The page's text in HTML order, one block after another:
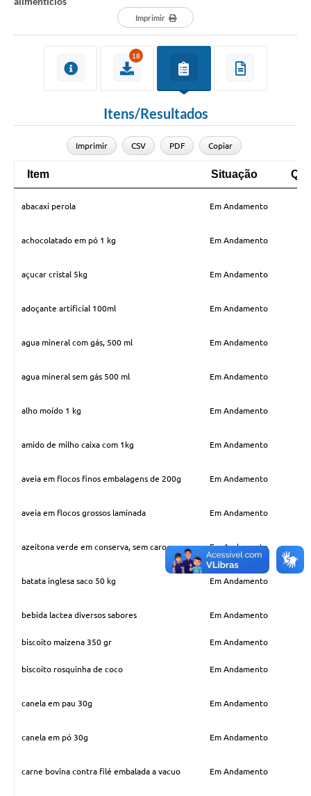
Publicações Oficiais
Serviços Online
Empregos & Oportunidades
Galeria de Fotos
Legislação
Editais
Transparência
Atendimento Médico
Imprimir
18
Itens/Resultados
Imprimir CSV PDF Copiar
Item Situação
abacaxi perola Em Andamento
achocolatado em pó 1 kg Em Andamento
açucar cristal 5kg Em Andamento
adoçante artificial 100ml Em Andamento
agua mineral com gás, 500 ml Em Andamento
agua mineral sem gás 500 ml Em Andamento
alho moído 1 kg Em Andamento
amido de milho caixa com 1kg Em Andamento
aveia em flocos finos embalagens de 200g Em Andamento
aveia em flocos grossos laminada Em Andamento
azeitona verde em conserva, sem caroço Em Andamento
batata inglesa saco 50 kg Em Andamento
bebida lactea diversos sabores Em Andamento
biscoito maizena 350 gr Em Andamento
biscoito rosquinha de coco Em Andamento
canela em pau 30g Em Andamento
canela em pó 30g Em Andamento
carne bovina contra filé embalada a vacuo Em Andamento